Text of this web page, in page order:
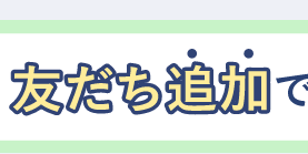
りがいのある仕事です。
築き、自分らしく輝く】
着実にキャリアアップできる環境が
、常にスキルを磨き続けられます。